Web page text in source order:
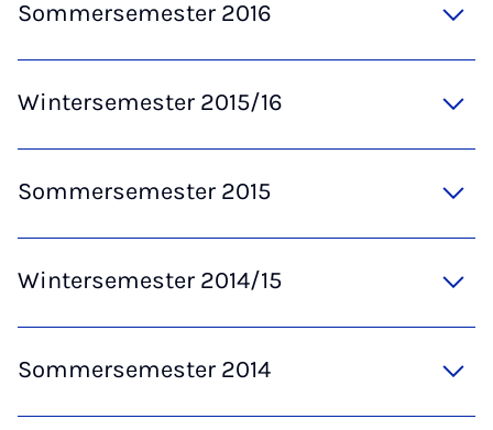
Sommersemester 2016
Wintersemester 2015/16
Sommersemester 2015
Wintersemester 2014/15
Sommersemester 2014